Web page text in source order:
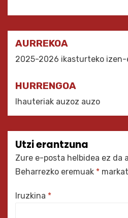
Bidalketetan
zehar
nabigatu
AURREKOA
2025-2026 ikasturteko izen-
HURRENGOA
Ihauteriak auzoz auzo
Utzi erantzuna
Zure e-posta helbidea ez da
Beharrezko eremuak *
Iruzkina *